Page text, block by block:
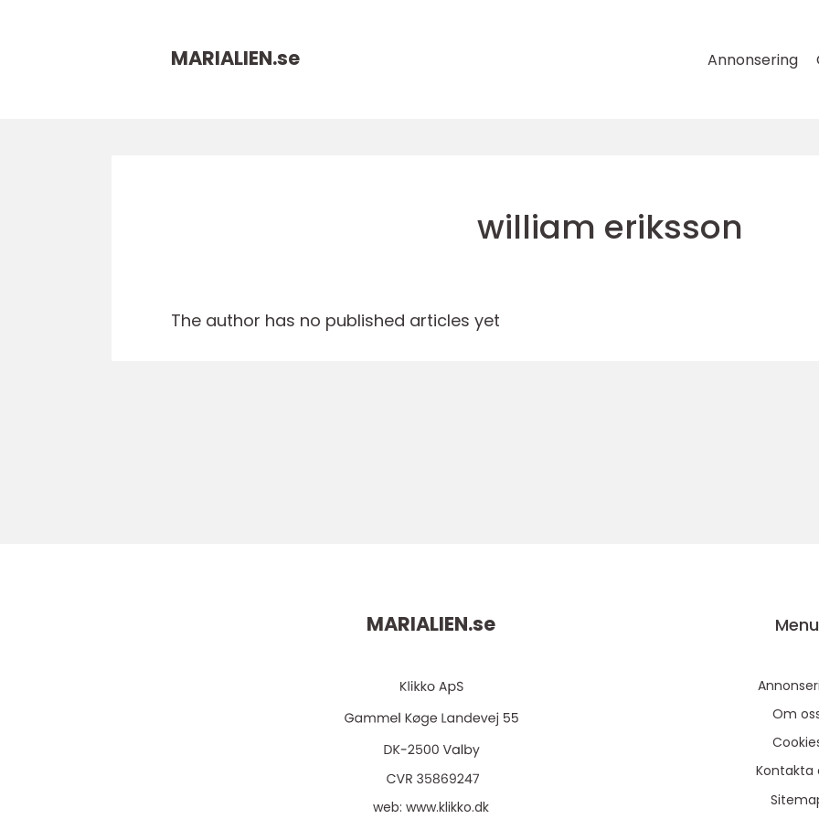
MARIALIEN.se Annonsering
william eriksson
The author has no published articles yet
MARIALIEN.se
web:www.klikko.dk
Menu
Om
Kontakta